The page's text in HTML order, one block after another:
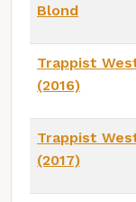
Blond
Trappist
(2016)
Trappist
(2017)